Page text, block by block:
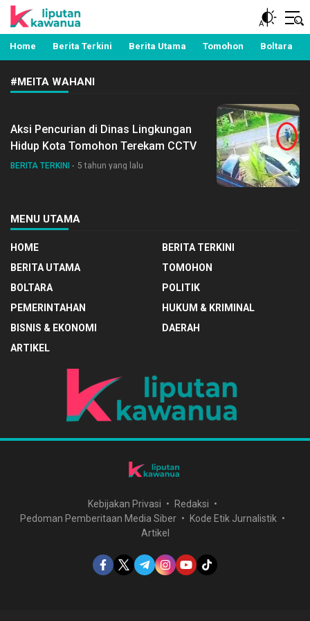
Liputan Kawanua
Berita Manado, Sulawesi Utara, Kawanua, Politik,
Pemerintahan, Hukum Kriminal dan Nasional
Home Berita Terkini Berita Utama Tomohon Boltara
#MEITA WAHANI
Aksi Pencurian di Dinas Lingkungan
Hidup Kota Tomohon Terekam CCTV
BERITA TERKINI 5 tahun yang lalu
MENU UTAMA
HOME
BERITA TERKINI
BERITA UTAMA
TOMOHON
BOLTARA
POLITIK
PEMERINTAHAN
HUKUM & KRIMINAL
BISNIS & EKONOMI
DAERAH
ARTIKEL
Kebijakan Privasi
Redaksi
Pedoman Pemberitaan Media Siber
Kode Etik Jurnalistik
Artikel